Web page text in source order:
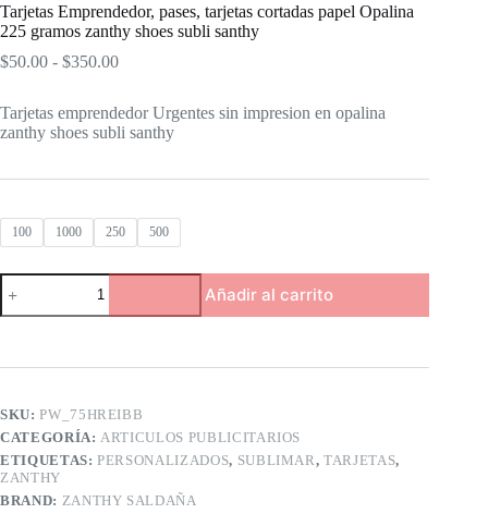
Tarjetas Emprendedor, pases, tarjetas cortadas papel Opalina
225 gramos zanthy shoes subli santhy
$50.00 - $350.00Rango
desde
$50.00
$350.00
Tarjetas emprendedor Urgentes sin impresion en opalina
zanthy shoes subli santhy
100 1000 250 500
Tarjetas
Emprendedor,
pases,
papel
225
gramos
zanthy
shoes
subli
santhy
Añadir al carrito
SKU:PW_75HREIBB
CATEGORÍA: ARTICULOS PUBLICITARIOS
ETIQUETAS:PERSONALIZADOS, SUBLIMAR ,TARJETAS,
ZANTHY
BRAND: ZANTHY SALDAÑA